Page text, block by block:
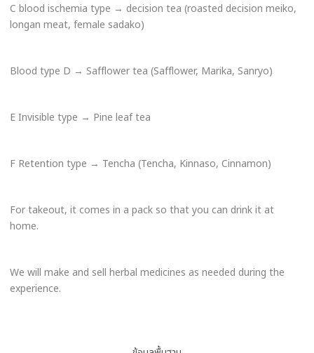
C blood ischemia type → decision tea (roasted decision meiko,
longan meat, female sadako)
Blood type D → Safflower tea (Safflower, Marika, Sanryo)
E Invisible type → Pine leaf tea
F Retention type → Tencha (Tencha, Kinnaso, Cinnamon)
For takeout, it comes in a pack so that you can drink it at
home.
We will make and sell herbal medicines as needed during the
experience.
จองเลย